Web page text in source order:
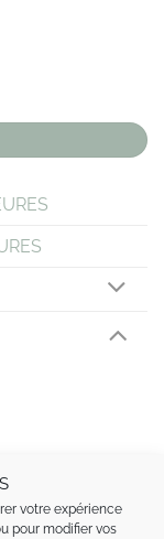
votre expérience
pour modifier vos